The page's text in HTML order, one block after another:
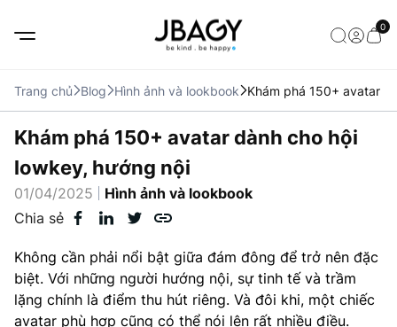
0
Trang chủ Blog Hình ảnh và lookbook Khám phá 150+ avatar
Khám phá 150+ avatar dành cho hội
lowkey, hướng nội
01/04/2025
Hình ảnh và lookbook
Chia sẻ
Không cần phải nổi bật giữa đám đông để trở nên đặc
biệt. Với những người hướng nội, sự tinh tế và trầm
lặng chính là điểm thu hút riêng. Và đôi khi, một chiếc
avatar phù hợp cũng có thể nói lên rất nhiều điều.